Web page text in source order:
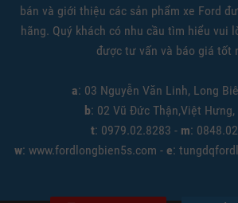
bán và giới thiệu các sản phẩm xe Ford
hãng. Quý khách có nhu cầu tìm hiểu vui
được tư vấn và báo giá tốt
a: 03 Nguyễn Văn Linh, Long
b: 02 Vũ Đức Thận,Việt Hưng,
t: 0979.02.8283 - m:
w: www.fordlongbien5s.com - e: